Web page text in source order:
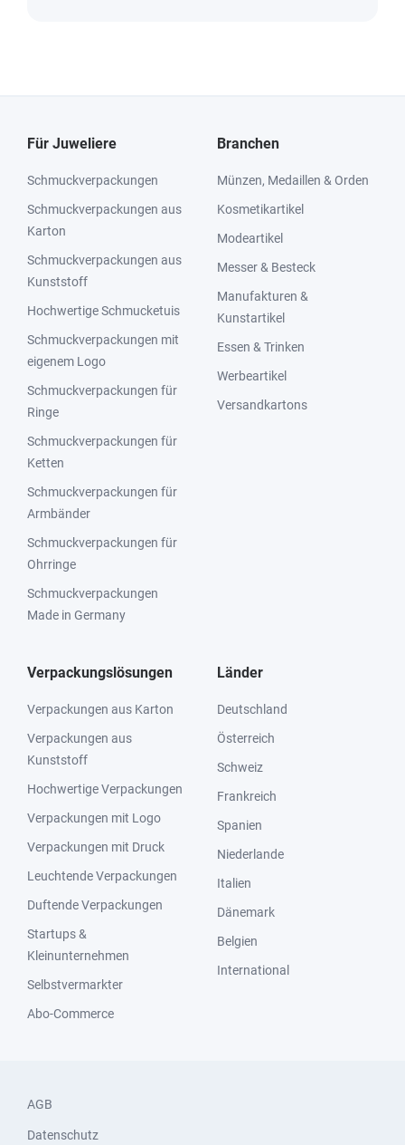
Für Juweliere
Schmuckverpackungen
Schmuckverpackungen aus
Karton
Schmuckverpackungen aus
Kunststoff
Hochwertige Schmucketuis
Schmuckverpackungen mit
eigenem Logo
Schmuckverpackungen für
Ringe
Schmuckverpackungen für
Ketten
Schmuckverpackungen für
Armbänder
Schmuckverpackungen für
Ohrringe
Schmuckverpackungen
Made in Germany
Branchen
Münzen, Medaillen & Orden
Kosmetikartikel
Modeartikel
Messer & Besteck
Manufakturen &
Kunstartikel
Essen & Trinken
Werbeartikel
Versandkartons
Verpackungslösungen
Verpackungen aus Karton
Verpackungen aus
Kunststoff
Hochwertige Verpackungen
Verpackungen mit Logo
Verpackungen mit Druck
Leuchtende Verpackungen
Duftende Verpackungen
Startups &
Kleinunternehmen
Selbstvermarkter
Abo-Commerce
Länder
Deutschland
Österreich
Schweiz
Frankreich
Spanien
Niederlande
Italien
Dänemark
Belgien
International
AGB
Datenschutz